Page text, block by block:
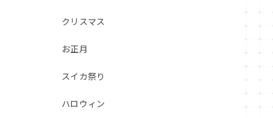
クリスマス
お正月
スイカ祭り
ハロウィン